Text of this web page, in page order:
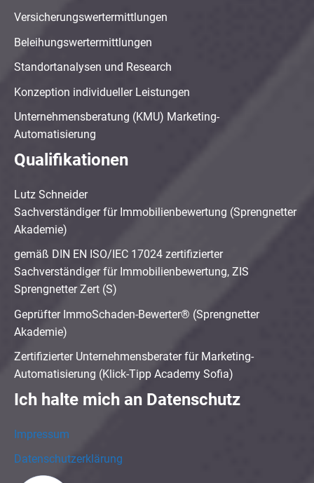
Versicherungswertermittlungen
Beleihungswertermittlungen
Standortanalysen und Research
Konzeption individueller Leistungen
Unternehmensberatung (KMU) Marketing-
Automatisierung
Qualifikationen
Lutz Schneider
Sachverständiger für Immobilienbewertung (Sprengnetter
Akademie)
gemäß DIN EN ISO/IEC 17024 zertifizierter
Sachverständiger für Immobilienbewertung, ZIS
Sprengnetter Zert (S)
Geprüfter ImmoSchaden-Bewerter® (Sprengnetter
Akademie)
Zertifizierter Unternehmensberater für Marketing-
Automatisierung (Klick-Tipp Academy Sofia)
Ich halte mich an Datenschutz
Impressum
Datenschutzerklärung